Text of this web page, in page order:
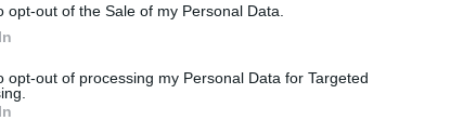
opt-out of the Sale of my Personal Data.
opt-out of processing my Personal Data for Targeted
a scelte di moda che rappresentano una
indipendenza. Lily Allen, con il suo abito